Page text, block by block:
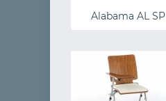
Alabama AL SP